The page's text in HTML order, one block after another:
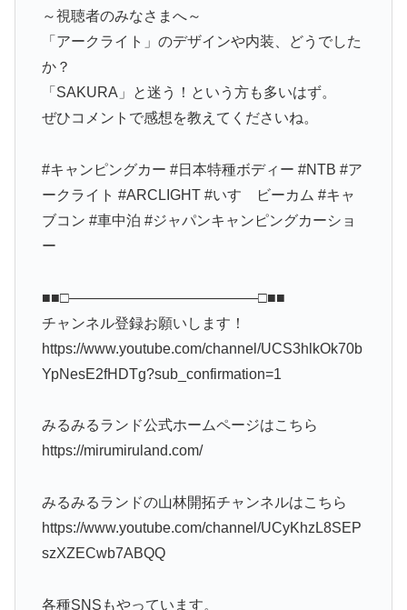
～視聴者のみなさまへ～
「アークライト」のデザインや内装、どうでした
か？
「SAKURA」と迷う！という方も多いはず。
ぜひコメントで感想を教えてくださいね。
#キャンピングカー #日本特種ボディー #NTB #ア
ークライト #ARCLIGHT #いすゞビーカム #キャ
ブコン #車中泊 #ジャパンキャンピングカーショ
ー
■■□―――――――――――――□■■
チャンネル登録お願いします！
https://www.youtube.com/channel/UCS3hlkOk70b
YpNesE2fHDTg?sub_confirmation=1
みるみるランド公式ホームページはこちら
https://mirumiruland.com/
みるみるランドの山林開拓チャンネルはこちら
https://www.youtube.com/channel/UCyKhzL8SEP
szXZECwb7ABQQ
各種SNSもやっています。